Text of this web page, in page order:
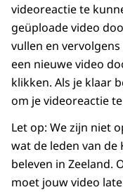
videoreactie te
geüploade video
vullen en
een nieuwe video
klikken. Als je klaar
om je videoreactie
Let op: We zijn niet
wat de leden van de
beleven in Zeeland.
moet jouw video